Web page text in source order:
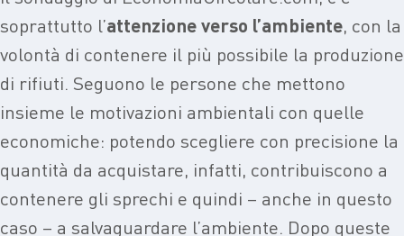
soprattutto l’attenzione verso l’ambiente, con la
volontà di contenere il più possibile la produzione
di rifiuti. Seguono le persone che mettono
insieme le motivazioni ambientali con quelle
economiche: potendo scegliere con precisione la
quantità da acquistare, infatti, contribuiscono a
contenere gli sprechi e quindi – anche in questo
caso – a salvaguardare l’ambiente. Dopo queste